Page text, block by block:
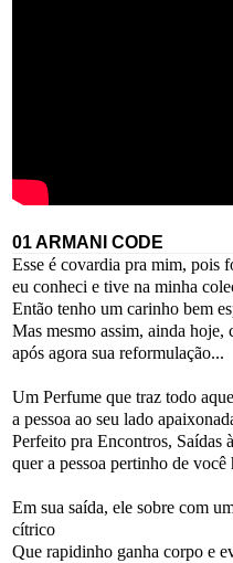
01 ARMANI CODE
Esse é covardia pra mim, pois
eu conheci e tive na minha
Então tenho um carinho bem
Mas mesmo assim, ainda hoje,
após agora sua reformulação...
Um Perfume que traz todo
a pessoa ao seu lado
Perfeito pra Encontros, Saídas
quer a pessoa pertinho de você
Em sua saída, ele sobre com
cítrico
Que rapidinho ganha corpo e